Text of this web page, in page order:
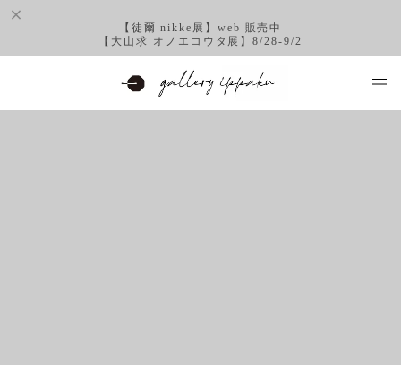
【徒爾 nikke展】web 販売中
【大山求 オノエコウタ展】8/28-9/2